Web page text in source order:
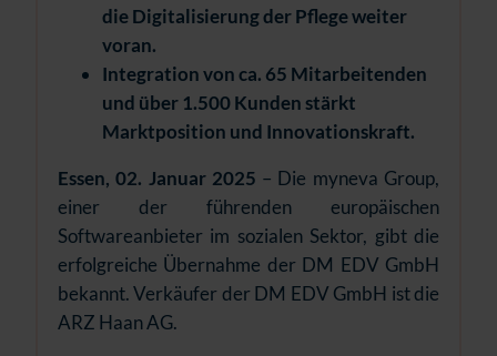
die Digitalisierung der Pflege weiter
voran.
Integration von ca. 65 Mitarbeitenden
und über 1.500 Kunden stärkt
Marktposition und Innovationskraft.
Essen, 02. Januar 2025 – Die myneva Group,
einer der führenden europäischen
Softwareanbieter im sozialen Sektor, gibt die
erfolgreiche Übernahme der DM EDV GmbH
bekannt. Verkäufer der DM EDV GmbH ist die
ARZ Haan AG.